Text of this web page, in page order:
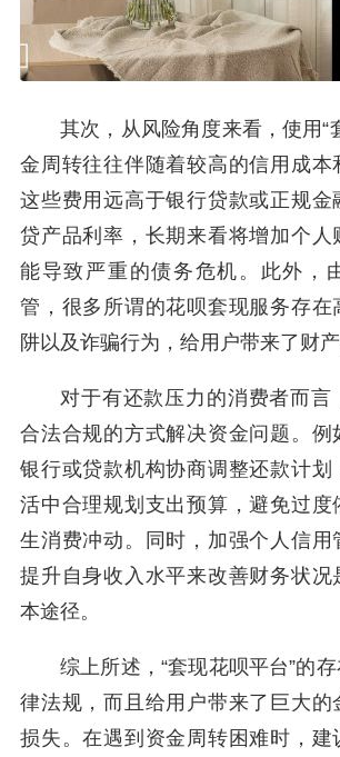
其次，从风险角度来看，使用“
金周转往往伴随着较高的信用成本
这些费用远高于银行贷款或正规金
贷产品利率，长期来看将增加个人
能导致严重的债务危机。此外，
管，很多所谓的花呗套现服务存在
阱以及诈骗行为，给用户带来了财产
对于有还款压力的消费者而言
合法合规的方式解决资金问题。例
银行或贷款机构协商调整还款计划
活中合理规划支出预算，避免过度
生消费冲动。同时，加强个人信用
提升自身收入水平来改善财务状况
本途径。
综上所述，“套现花呗平台”的
律法规，而且给用户带来了巨大的
损失。在遇到资金周转困难时，建